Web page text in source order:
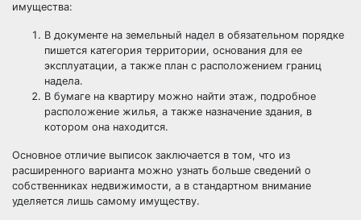
имущества:
В документе на земельный надел в обязательном порядке
пишется категория территории, основания для ее
эксплуатации, а также план с расположением границ
надела.
В бумаге на квартиру можно найти этаж, подробное
расположение жилья, а также назначение здания, в
котором она находится.
Основное отличие выписок заключается в том, что из
расширенного варианта можно узнать больше сведений о
собственниках недвижимости, а в стандартном внимание
уделяется лишь самому имуществу.